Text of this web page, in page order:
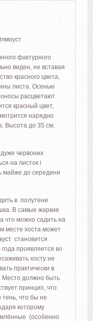
фактурного
виден, не вставая
красного цвета,
листа. Осенью
расцветают
красный цвет,
нарядно
Высота до 35 см.
червоних
на листок і
майже до середини
в полутени
В самые жаркие
что можно садить на
месте хоста может
становится
проявляется во
хосту не
практически в
Место должно быть
принцип, что
тень, что бы не
которому
(особенно